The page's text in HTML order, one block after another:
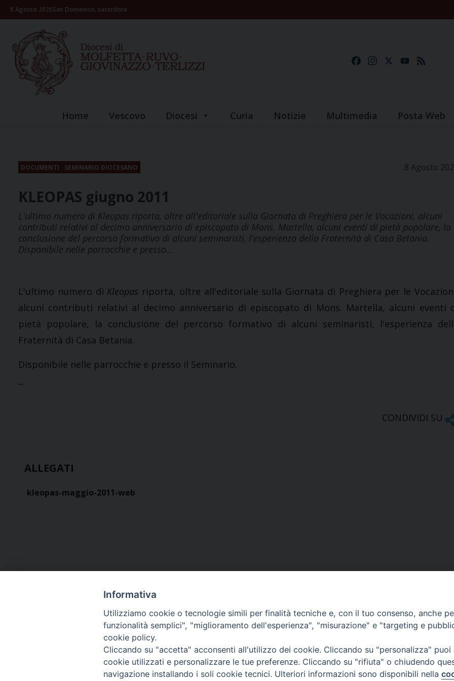
Skip8 Agosto 2026San Domenico, sacerdote
FacebookInstagramYouTube
Home Vescovo Diocesi Curia Notizie Multimedia Posta Web
DOCUMENTI SEMINARIO DIOCESANO 8 Agosto
KLEOPAS giugno 2011
L'ultimo numero di Kleopas riporta, oltre all'editoriale sulla Giornata di Preghiera per le Vocazioni, alcuni
contributi relativi al decimo anniversario di episcopato di Mons. Martella, alcuni eventi di pietà popolare, la
conclusione del percorso formativo di alcuni seminaristi, l'esperienza della Fraternità di Casa Betania.
Disponibile nelle parrocchie e presso…
L'ultimo numero di Kleopas riporta, oltre all'editoriale sulla Giornata di Preghiera per le
alcuni contributi relativi al decimo anniversario di episcopato di Mons. Martella, alcuni eventi
pietà popolare, la conclusione del percorso formativo di alcuni seminaristi, l'esperienza
Fraternità di Casa Betania.
Disponibile nelle parrocchie e presso il Seminario.
“”
CONDIVIDI SU
ALLEGATI
kleopas-maggio-2011-web
Piazza Giovene 4 – 70056 Molfetta (BA)
Ufficio Comunicazioni sociali
Piazza Giovene 4 – 70056 Molfetta (BA)
comunicazionisociali@diocesimolfetta.it
Informativa
Utilizziamo cookie o tecnologie simili per finalità tecniche e, con il tuo consenso, anche
funzionalità semplici", "miglioramento dell'esperienza", "misurazione" e "targeting e
cookie policy.
Cliccando su "accetta" acconsenti all'utilizzo dei cookie. Cliccando su "personalizza"
cookie utilizzati e personalizzare le tue preferenze. Cliccando su "rifiuta" o chiudendo
navigazione installando i soli cookie tecnici. Ulteriori informazioni sono disponibili nella